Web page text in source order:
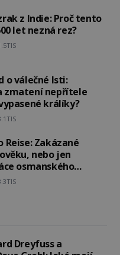
z Indie: Proč tento
let nezná rez?
o válečné lsti:
zmatení nepřítele
králíky?
Reise: Zakázané
nebo jen
osmanského
Dreyfuss a